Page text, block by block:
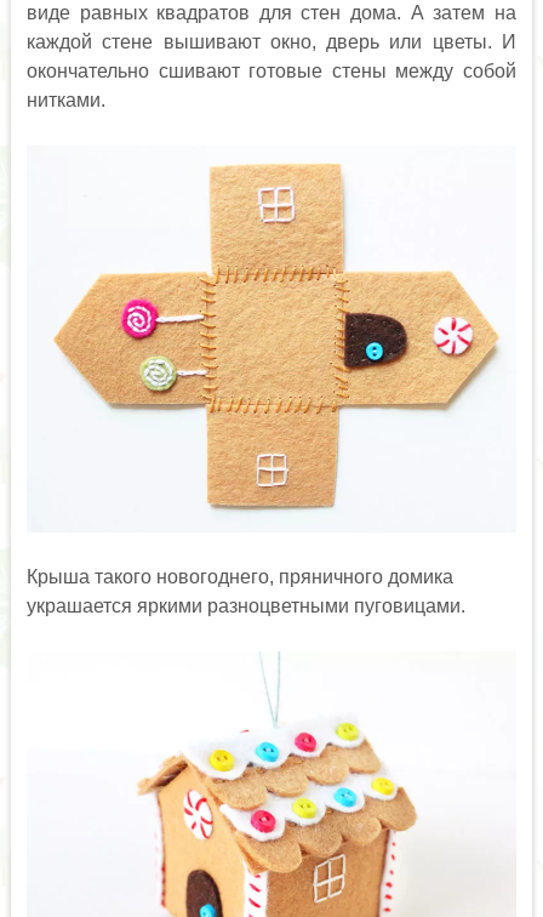
виде равных квадратов для стен дома. А затем на
каждой стене вышивают окно, дверь или цветы. И
окончательно сшивают готовые стены между собой
нитками.
Крыша такого новогоднего, пряничного домика
украшается яркими разноцветными пуговицами.